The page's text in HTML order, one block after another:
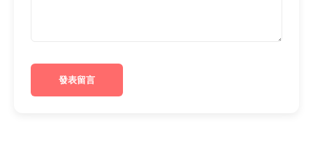
發表留言